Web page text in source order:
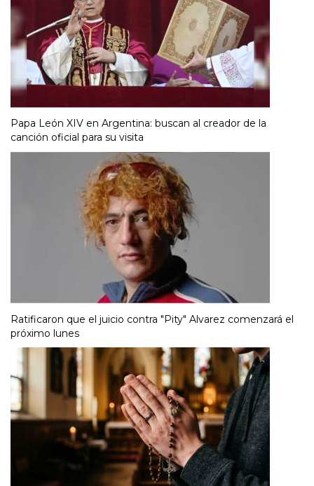
Papa León XIV en Argentina: buscan al creador de la
canción oficial para su visita
Ratificaron que el juicio contra "Pity" Alvarez comenzará el
próximo lunes